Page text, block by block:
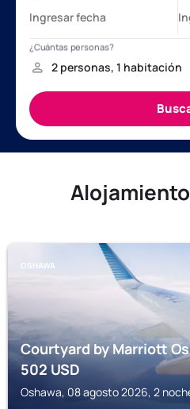
OSHAWA
Courtyard by Marriott
502USD
Oshawa, 08 agosto 2026, 2